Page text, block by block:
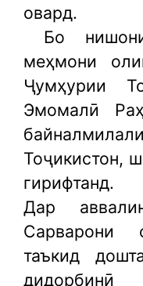
овард.
Бо
меҳмони
Ҷумҳурии
Эмомалӣ
Тоҷикистон,
гирифтанд.
Дар
Сарварони
таъкид